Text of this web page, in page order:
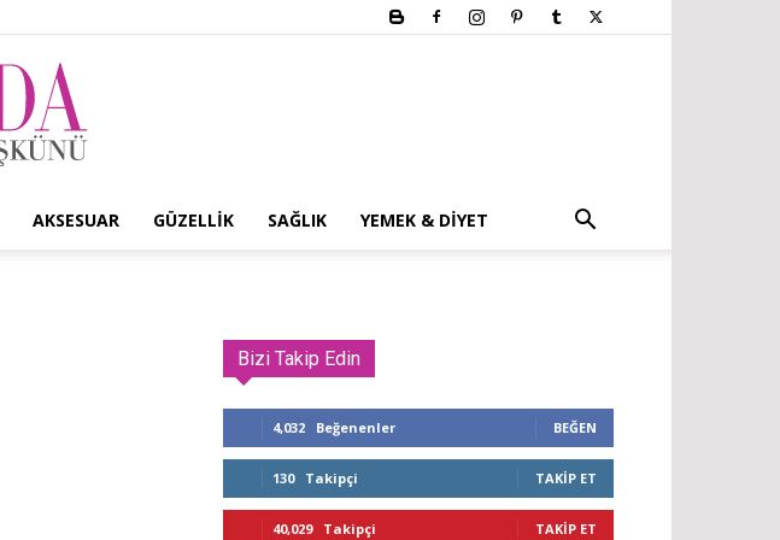
AKSESUAR GÜZELLIK SAĞLIK YEMEK & DIYET
Bizi Takip Edin
4,032 Beğenenler BEĞEN
130 Takipçi TAKIP ET
40,029 Takipçi TAKIP ET